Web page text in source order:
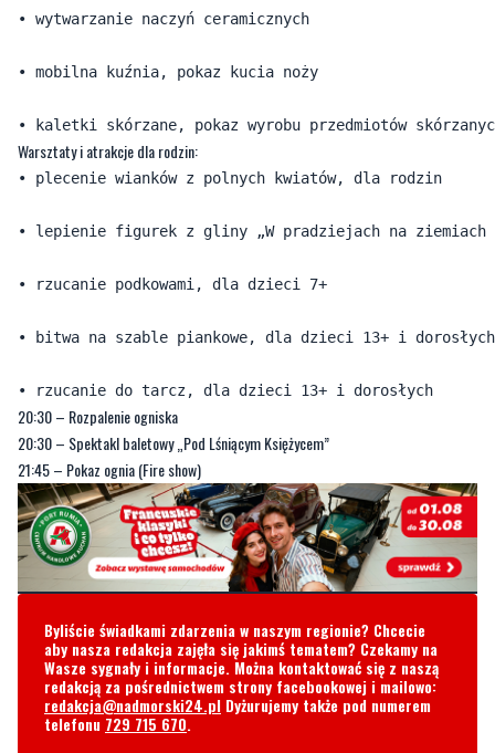
• wytwarzanie naczyń ceramicznych
• mobilna kuźnia, pokaz kucia noży
Warsztaty i atrakcje dla rodzin:
• plecenie wianków z polnych kwiatów, dla rodzin
• lepienie figurek z gliny „W pradziejach na
• rzucanie podkowami, dla dzieci 7+
• bitwa na szable piankowe, dla dzieci 13+ i dorosłych
20:30 – Rozpalenie ogniska
20:30 – Spektakl baletowy „Pod Lśniącym Księżycem”
21:45 – Pokaz ognia (Fire show)
Byliście świadkami zdarzenia w naszym regionie? Chcecie
aby nasza redakcja zajęła się jakimś tematem? Czekamy na
Wasze sygnały i informacje. Można kontaktować się z naszą
redakcją za pośrednictwem strony facebookowej i mailowo:
redakcja@nadmorski24.pl Dyżurujemy także pod numerem
telefonu 729 715 670.